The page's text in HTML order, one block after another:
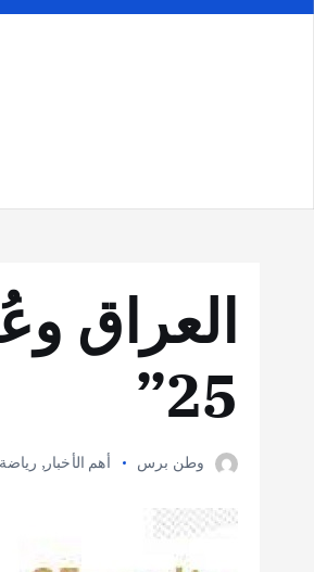
العراق
25”
وطن برس أهم الأخبار, رياضة